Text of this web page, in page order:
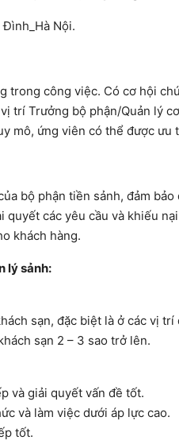
Nội.
trong công việc. Có cơ hội
trí Trưởng bộ phận/Quản lý
mô, ứng viên có thể được
bộ phận tiền sảnh, đảm
các yêu cầu và khiếu
khách hàng.
lý sảnh:
sạn, đặc biệt là ở các vị
sạn 2 – 3 sao trở lên.
và giải quyết vấn đề tốt.
và làm việc dưới áp lực cao.
tốt.